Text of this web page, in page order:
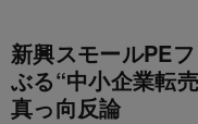
新興スモールPE
ぶる“中小企業転
真っ向反論